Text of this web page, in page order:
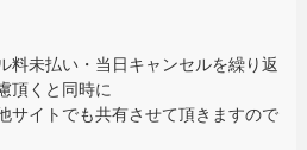
料未払い・当日キャンセルを繰り返
頂くと同時に
サイトでも共有させて頂きますので